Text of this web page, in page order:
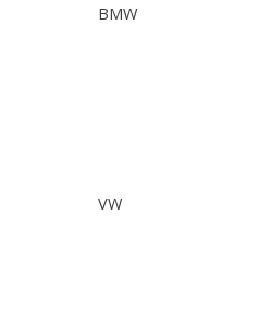
BMW
VW